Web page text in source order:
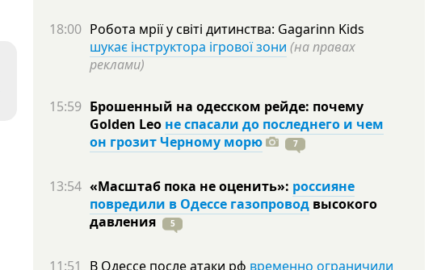
18:00 Робота мрії у світі дитинства: Gagarinn Kids
шукає інструктора ігрової зони (на правах
реклами)
15:59 Брошенный на одесском рейде: почему
Golden Leo не спасали до последнего и чем
он грозит Черному морю
7
13:54 «Масштаб пока не оценить»: россияне
повредили в Одессе газопровод высокого
давления
5
11:51 В Одессе после атаки рф временно ограничили